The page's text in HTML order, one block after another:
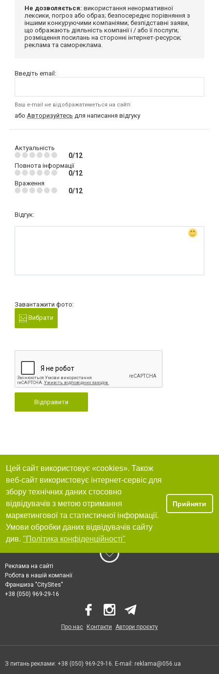
Не дозволяється: використання ненормативної
лексики, погроз або образ; безпосереднє порівняння з
іншими конкуруючими компаніями; безпідставні заяви,
що ображають діяльність компанії і / або її послуги;
розміщення посилань на сторонні інтернет-ресурси;
реклама та самореклама.
Введіть email:
Ваш e-mail не відображатиметься на сайті
або Авторизуйтесь для написання відгуку
Актуальність
0/12
Повнота інформації
0/12
Враження
0/12
Відгук:
Завантажити фото:
Вибрати
Відправити
Цей сайт використовує «cookies». Також
веб-сайт використовує інтернет-сервіс для
збору технічних даних стосовно
відвідувачів з метою отримання
маркетингової та статистичної інформації.
Умови обробки даних відвідувачів сайту
див. "Політика конфіденційності"
Прийняти
Реклама на сайті
Робота в нашій компанії
Франшиза "CitySites"
+38 (050) 969-29-16
Про нас Контакти Автори проєкту
З питань реклами: +38 (050) 969-29-16. E-mail: reklama@056.ua